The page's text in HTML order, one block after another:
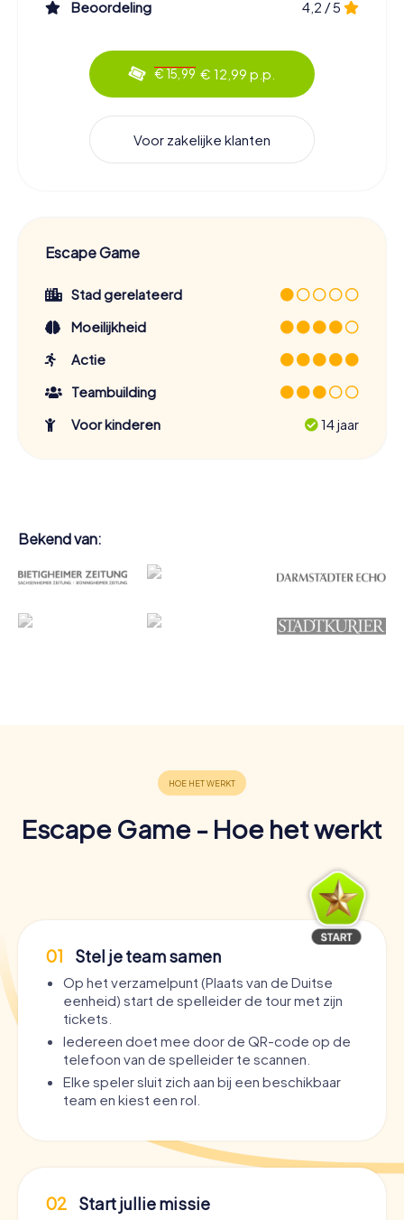
Beoordeling 4,2 / 5
€ 15,99 € 12,99 p.p.
Voor zakelijke klanten
Escape Game
Stad gerelateerd
Moeilijkheid
Actie
Teambuilding
Voor kinderen
14 jaar
Bekend van:
Escape Game - Hoe het werkt
01 Stel je team samen
Op het verzamelpunt (Plaats van de Duitse
eenheid) start de spelleider de tour met zijn
tickets.
Iedereen doet mee door de QR-code op de
telefoon van de spelleider te scannen.
Elke speler sluit zich aan bij een beschikbaar
team en kiest een rol.
02 Start jullie missie